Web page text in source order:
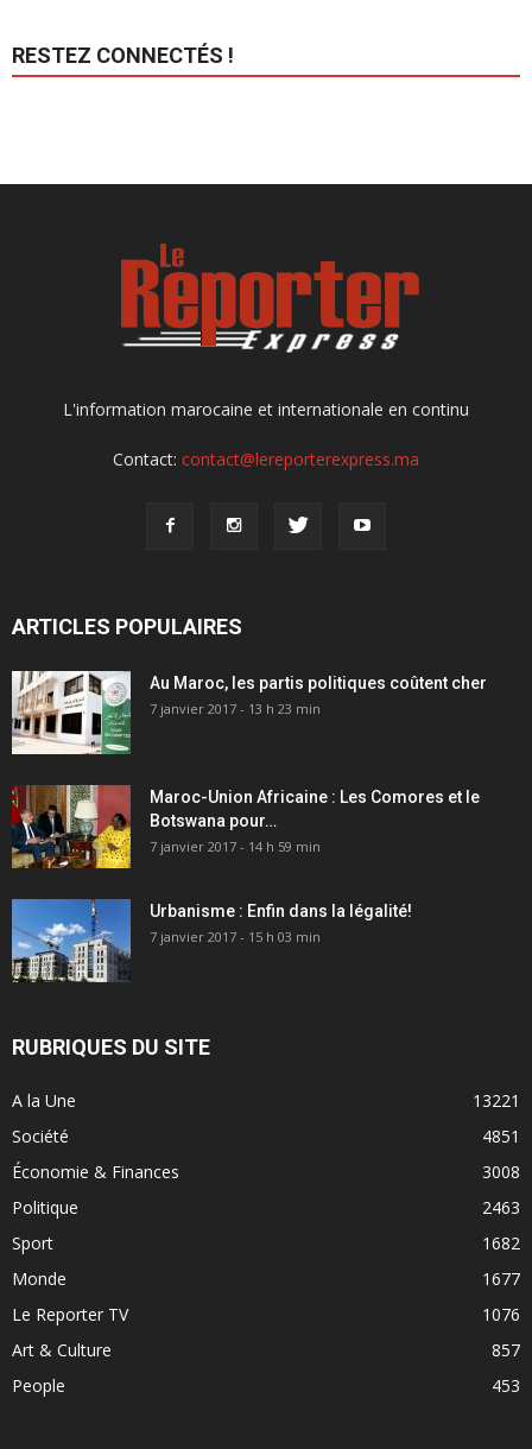
RESTEZ CONNECTÉS !
L'information marocaine et internationale en continu
Contact: contact@lereporterexpress.ma
ARTICLES POPULAIRES
Au Maroc, les partis politiques coûtent cher
7 janvier 2017 - 13 h 23 min
Maroc-Union Africaine : Les Comores et le
Botswana pour…
7 janvier 2017 - 14 h 59 min
Urbanisme : Enfin dans la légalité!
7 janvier 2017 - 15 h 03 min
RUBRIQUES DU SITE
A la Une
13221
Société
4851
Économie & Finances
3008
Politique
2463
Sport
1682
Monde
1677
Le Reporter TV
1076
Art & Culture
857
People
453